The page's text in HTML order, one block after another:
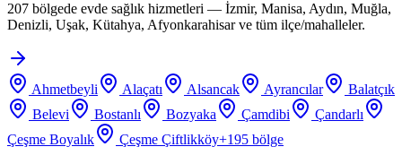
207 bölgede evde sağlık hizmetleri — İzmir, Manisa, Aydın, Muğla,
Denizli, Uşak, Kütahya, Afyonkarahisar ve tüm ilçe/mahalleler.
Ahmetbeyli Alaçatı Alsancak Ayrancılar
Balatçık
Belevi
Bostanlı Bozyaka Çamdibi
Çandarlı
Çeşme Boyalık
Çeşme Çiftlikköy+195 bölge